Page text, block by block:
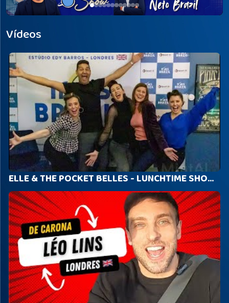
Vídeos
ELLE & THE POCKET BELLES - LUNCHTIME SHOW with Neto Brazil & Fernanda Peviani - RADIO MAIS BRAZIL UK